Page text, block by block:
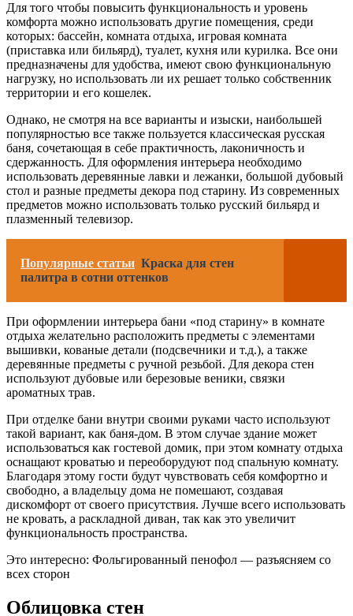
Для того чтобы повысить функциональность и уровень
комфорта можно использовать другие помещения, среди
которых: бассейн, комната отдыха, игровая комната
(приставка или бильярд), туалет, кухня или курилка. Все они
предназначены для удобства, имеют свою функциональную
нагрузку, но использовать ли их решает только собственник
территории и его кошелек.
Однако, не смотря на все варианты и изыски, наибольшей
популярностью все также пользуется классическая русская
баня, сочетающая в себе практичность, лаконичность и
сдержанность. Для оформления интерьера необходимо
использовать деревянные лавки и лежанки, большой дубовый
стол и разные предметы декора под старину. Из современных
предметов можно использовать только русский бильярд и
плазменный телевизор.
Популярные статьи Краска для стен
палитра в сотни оттенков
При оформлении интерьера бани «под старину» в комнате
отдыха желательно расположить предметы с элементами
вышивки, кованые детали (подсвечники и т.д.), а также
деревянные предметы с ручной резьбой. Для декора стен
используют дубовые или березовые веники, связки
ароматных трав.
При отделке бани внутри своими руками часто используют
такой вариант, как баня-дом. В этом случае здание может
использоваться как гостевой домик, при этом комнату отдыха
оснащают кроватью и переоборудуют под спальную комнату.
Благодаря этому гости будут чувствовать себя комфортно и
свободно, а владельцу дома не помешают, создавая
дискомфорт от своего присутствия. Лучше всего использовать
не кровать, а раскладной диван, так как это увеличит
функциональность пространства.
Это интересно: Фольгированный пенофол — разъясняем со
всех сторон
Облицовка стен